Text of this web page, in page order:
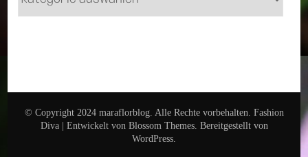
© Copyright 2024 maraflorblog. Alle Rechte vorbehalten. Fashion
Diva | Entwickelt von Blossom Themes. Bereitgestellt von
WordPress.